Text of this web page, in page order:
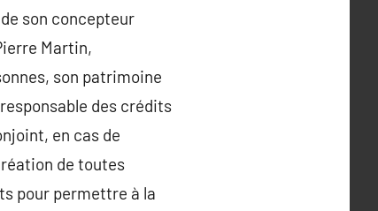
son concepteur
Martin,
son patrimoine
des crédits
en cas de
de toutes
pour permettre à la